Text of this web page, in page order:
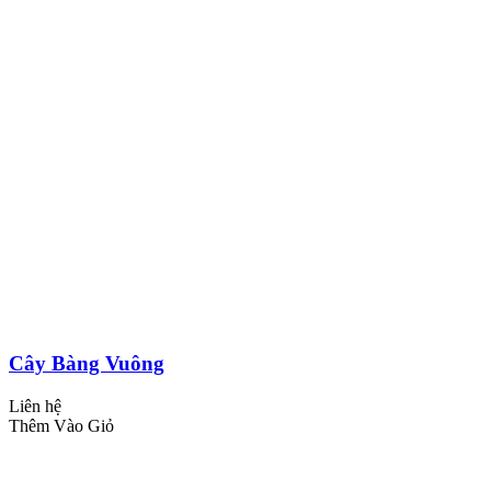
Cây Bàng Vuông
Liên hệ
Thêm Vào Giỏ